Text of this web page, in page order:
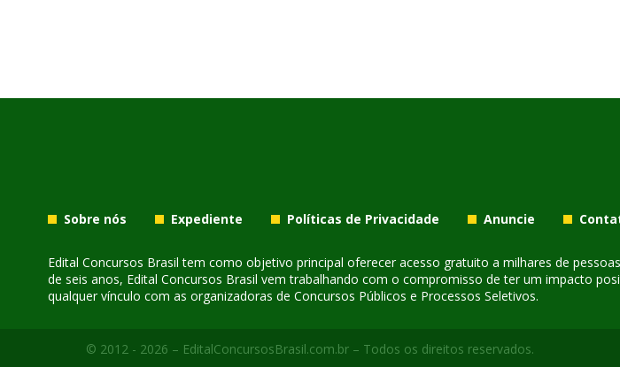
Sobre nós Expediente Políticas de Privacidade Anuncie
Edital Concursos Brasil tem como objetivo principal oferecer acesso gratuito a milhares de
de seis anos, Edital Concursos Brasil vem trabalhando com o compromisso de ter um impacto
qualquer vínculo com as organizadoras de Concursos Públicos e Processos Seletivos.
© 2012 - 2026 – EditalConcursosBrasil.com.br – Todos os direitos reservados.